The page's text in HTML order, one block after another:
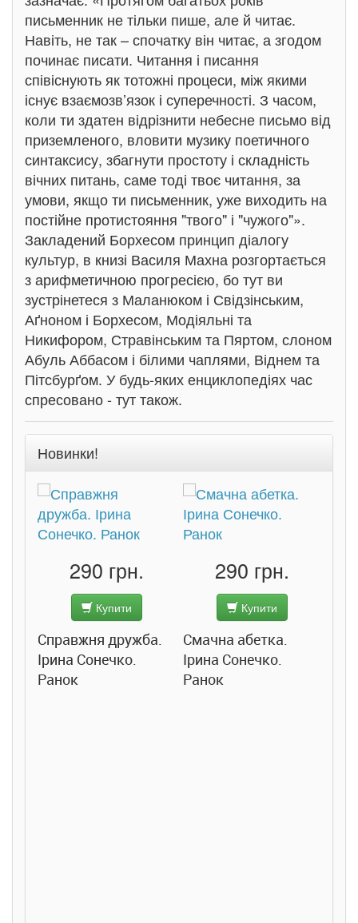
письменник не тільки пише, але й читає.
Навіть, не так – спочатку він читає, а згодом
починає писати. Читання і писання
співіснують як тотожні процеси, між якими
існує взаємозв’язок і суперечності. З часом,
коли ти здатен відрізнити небесне письмо від
приземленого, вловити музику поетичного
синтаксису, збагнути простоту і складність
вічних питань, саме тоді твоє читання, за
умови, якщо ти письменник, уже виходить на
постійне протистояння "твого" і "чужого"».
Закладений Борхесом принцип діалогу
культур, в книзі Василя Махна розгортається
з арифметичною прогресією, бо тут ви
зустрінетеся з Маланюком і Свідзінським,
Аґноном і Борхесом, Модіяльні та
Никифором, Стравінським та Пяртом, слоном
Абуль Аббасом і білими чаплями, Віднем та
Пітсбурґом. У будь-яких енциклопедіях час
спресовано - тут також.
Новинки!
290 грн.
Купити
Справжня дружба.
Ірина Сонечко.
Ранок
290 грн.
Купити
Смачна абетка.
Ірина Сонечко.
Ранок